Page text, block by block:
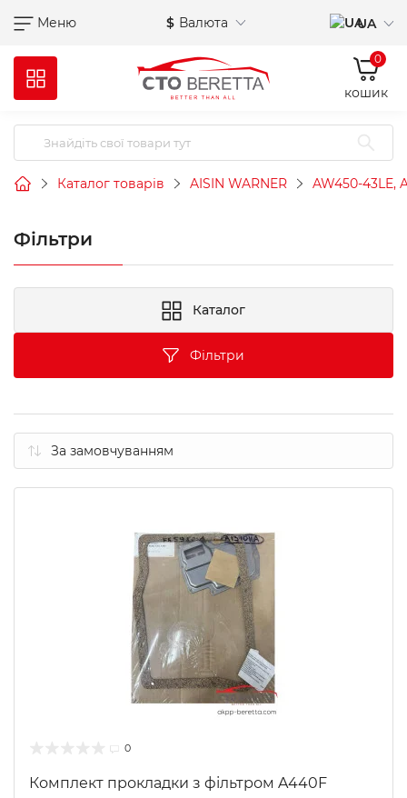
Меню $ Валюта UA
0
кошик
Каталог товарів AISIN WARNER AW450-43LE,
Фільтри
Каталог
Фільтри
0
Комплект прокладки з фільтром A440F